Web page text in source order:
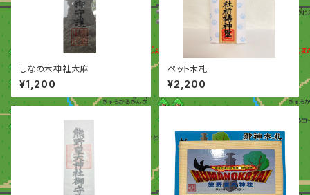
しなの木神社大麻
¥1,200
ペット木札
¥2,200